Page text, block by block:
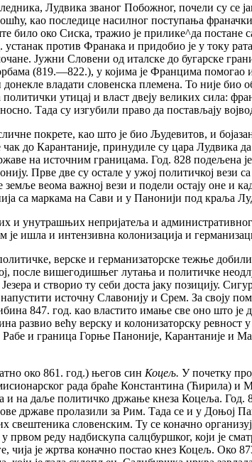
Лудвика званог Побожног, почели су
као последице насилног поступања
било око Сиска, тражио је прилике^да
устанак против Франака и придобио је у току
Јужни Словени од италске до бугарске
(819.—822.), у којима је Францима помогао
владати словенска племена. То није био
утицај и власт двеју великих сила:
Тада су изгубили право да постављају
покрете, као што је био Људевитов, и
чак до Карантаније, принудиле су цара Лудвика
на источним границама. Год. 828 подељена је
Прве две су остале у ужој политичкој вези
земље веома важној вези и подели остају оне
са маркама на Сави и у Панонији под краља
и унутрашњих непријатеља и административног
је ишла и интензивна колонизација и
верске и германизаторске тежње
после вишегодишњег лутања и политичке
и створио ту себи доста јаку позицију.
источну Славонију и Срем. За своју
847. год. као властито имање све оно што је
развио већу верску и колонизаторску
и граница Горње Паноније, Карантаније и
око 861. год.) његов син Коцељ. У почетку
рада браће Константина (Ћирила)
и на даље политичко држање кнеза Коцеља.
државе пролазили за Рим. Тада се и у Доњој
свештеника словенским. Ту се коначно
првом реду надбискупа салцбуршког, који је
чија је жртва коначно постао кнез Коцељ. Око